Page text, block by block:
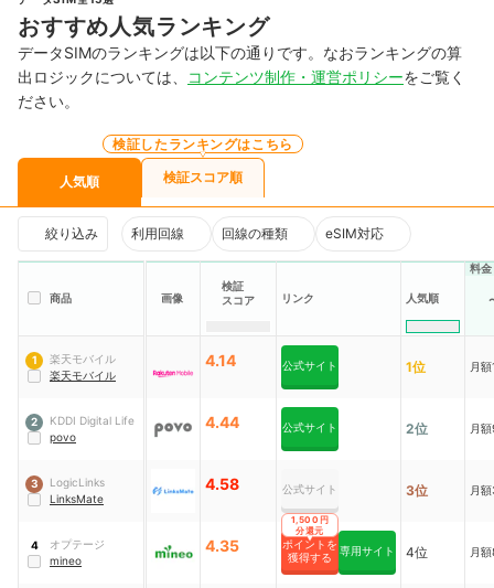
おすすめ人気ランキング
データSIMのランキングは以下の通りです。なおランキングの算
出ロジックについては、
コンテンツ制作・運営ポリシーをご覧く
ださい。
人気順
検証したランキングはこちら
検証スコア順
絞り込み 利用回線 回線の種類 eSIM対応
商品 画像
検証
スコア
リンク 人気順
料金
1
楽天モバイル
楽天モバイル
4.14 公式サイト 1位 月
2
KDDI Digital Life
povo
4.44 公式サイト 2位 月
3
LogicLinks
LinksMate
4.58 公式サイト 3位 月
4
オプテージ
mineo
4.35
ポイントを
獲得する
1,500円
分還元
専用サイト 4位 月